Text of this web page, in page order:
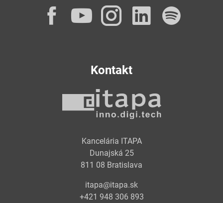
Facebook
YouTube
Instagram
Kontakt
Kancelária ITAPA
Dunajská 25
811 08 Bratislava
itapa@itapa.sk
+421 948 306 893